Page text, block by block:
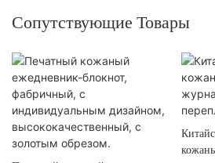
Сопутствующие Товары